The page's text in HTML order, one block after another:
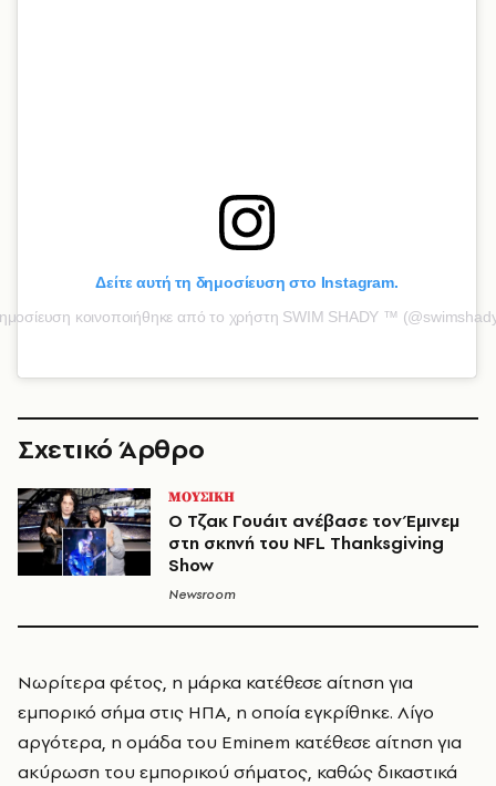
Δείτε αυτή τη δημοσίευση στο Instagram.
κοινοποιήθηκε από το χρήστη SWIM SHADY ™
Σχετικό Άρθρο
ΜΟΥΣΙΚΗ
O Τζακ Γουάιτ ανέβασε τον Έμινεμ
στη σκηνή του NFL Thanksgiving
Show
Newsroom
Νωρίτερα φέτος, η μάρκα κατέθεσε αίτηση για
εμπορικό σήμα στις ΗΠΑ, η οποία εγκρίθηκε. Λίγο
αργότερα, η ομάδα του Eminem κατέθεσε αίτηση για
ακύρωση του εμπορικού σήματος, καθώς δικαστικά